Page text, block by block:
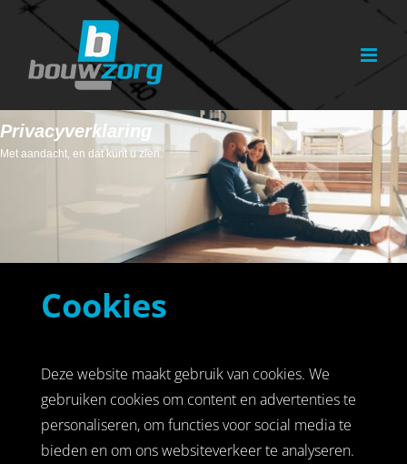
inhoud
Met aandacht, en dat kunt u zien.
Privacyverklaring
Cookies
Deze website maakt gebruik van cookies. We
gebruiken cookies om content en advertenties te
personaliseren, om functies voor social media te
bieden en om ons websiteverkeer te analyseren.